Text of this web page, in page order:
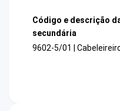
Código e descrição
secundária
9602-5/01 |